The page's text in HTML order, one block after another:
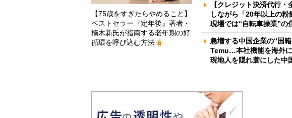
【75歳をすぎたらやめること】
ベストセラー『定年後』著者・
楠木新氏が指南する老年期の好
循環を呼び込む方法
【クレジット決済代行
しながら「20年以上の
現場では“自転車操業”の
急増する中国企業の“国
Temu…本社機能を海外
現地人を隠れ蓑にした中